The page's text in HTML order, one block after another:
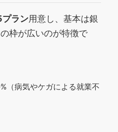
プラン用意し、基本は銀
枠が広いのが特徴で
（病気やケガによる就業不